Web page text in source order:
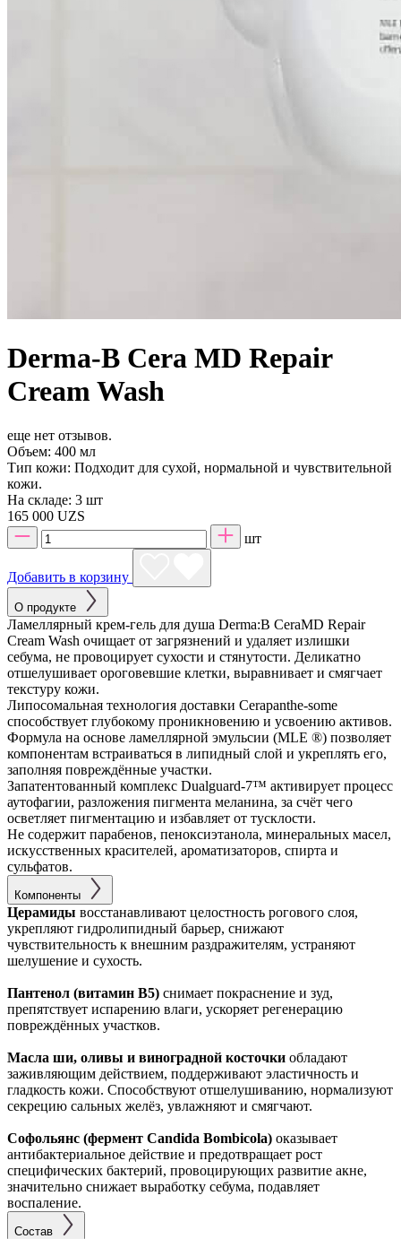
Derma-B Cera MD Repair
Cream Wash
еще нет отзывов.
Объем: 400 мл
Тип кожи: Подходит для сухой, нормальной и чувствительной
кожи.
На складе: 3 шт
165 000 UZS
шт
Добавить в корзину
О продукте
Ламеллярный крем-гель для душа Derma:B CeraMD Repair
Cream Wash очищает от загрязнений и удаляет излишки
себума, не провоцирует сухости и стянутости. Деликатно
отшелушивает ороговевшие клетки, выравнивает и смягчает
текстуру кожи.
Липосомальная технология доставки Cerapanthe-some
способствует глубокому проникновению и усвоению активов.
Формула на основе ламеллярной эмульсии (MLE ®) позволяет
компонентам встраиваться в липидный слой и укреплять его,
заполняя повреждённые участки.
Запатентованный комплекс Dualguard-7™ активирует процесс
аутофагии, разложения пигмента меланина, за счёт чего
осветляет пигментацию и избавляет от тусклости.
Не содержит парабенов, пеноксиэтанола, минеральных масел,
искусственных красителей, ароматизаторов, спирта и
сульфатов.
Компоненты
Церамиды восстанавливают целостность рогового слоя,
укрепляют гидролипидный барьер, снижают
чувствительность к внешним раздражителям, устраняют
шелушение и сухость.
Пантенол (витамин B5) снимает покраснение и зуд,
препятствует испарению влаги, ускоряет регенерацию
повреждённых участков.
Масла ши, оливы и виноградной косточки обладают
заживляющим действием, поддерживают эластичность и
гладкость кожи. Способствуют отшелушиванию, нормализуют
секрецию сальных желёз, увлажняют и смягчают.
Софольянс (фермент Candida Bombicola) оказывает
антибактериальное действие и предотвращает рост
специфических бактерий, провоцирующих развитие акне,
значительно снижает выработку себума, подавляет
воспаление.
Состав